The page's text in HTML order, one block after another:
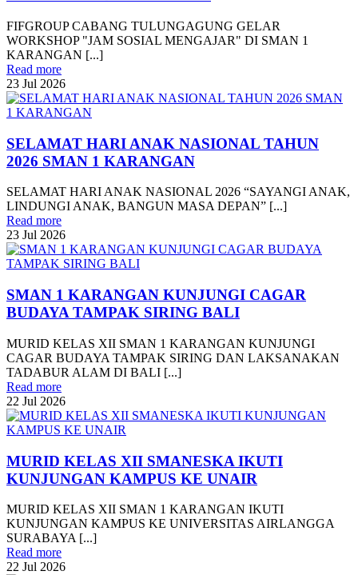
FIFGROUP CABANG TULUNGAGUNG GELAR
WORKSHOP "JAM SOSIAL MENGAJAR" DI SMAN 1
KARANGAN [...]
Read more
23 Jul 2026
SELAMAT HARI ANAK NASIONAL TAHUN
2026 SMAN 1 KARANGAN
SELAMAT HARI ANAK NASIONAL 2026 “SAYANGI ANAK,
LINDUNGI ANAK, BANGUN MASA DEPAN” [...]
Read more
23 Jul 2026
SMAN 1 KARANGAN KUNJUNGI CAGAR
BUDAYA TAMPAK SIRING BALI
MURID KELAS XII SMAN 1 KARANGAN KUNJUNGI
CAGAR BUDAYA TAMPAK SIRING DAN LAKSANAKAN
TADABUR ALAM DI BALI [...]
Read more
22 Jul 2026
MURID KELAS XII SMANESKA IKUTI
KUNJUNGAN KAMPUS KE UNAIR
MURID KELAS XII SMAN 1 KARANGAN IKUTI
KUNJUNGAN KAMPUS KE UNIVERSITAS AIRLANGGA
SURABAYA [...]
Read more
22 Jul 2026